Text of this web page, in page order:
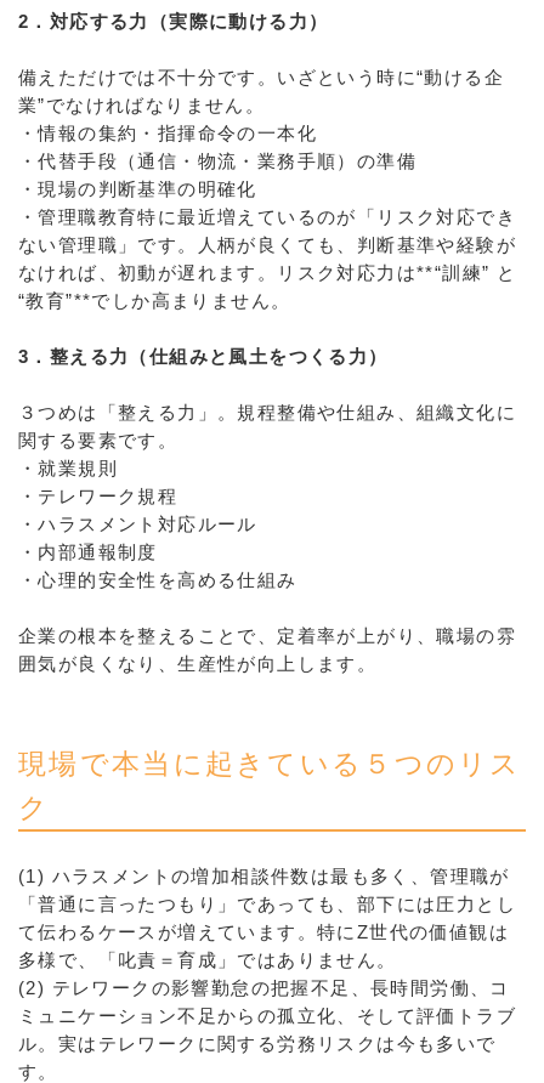
2．対応する力（実際に動ける力）
備えただけでは不十分です。いざという時に“動ける企
業”でなければなりません。
・情報の集約・指揮命令の一本化
・代替手段（通信・物流・業務手順）の準備
・現場の判断基準の明確化
・管理職教育特に最近増えているのが「リスク対応でき
ない管理職」です。人柄が良くても、判断基準や経験が
なければ、初動が遅れます。リスク対応力は**“訓練” と
“教育”**でしか高まりません。
3．整える力（仕組みと風土をつくる力）
３つめは「整える力」。規程整備や仕組み、組織文化に
関する要素です。
・就業規則
・テレワーク規程
・ハラスメント対応ルール
・内部通報制度
・心理的安全性を高める仕組み
企業の根本を整えることで、定着率が上がり、職場の雰
囲気が良くなり、生産性が向上します。
現場で本当に起きている５つのリス
ク
(1) ハラスメントの増加相談件数は最も多く、管理職が
「普通に言ったつもり」であっても、部下には圧力とし
て伝わるケースが増えています。特にZ世代の価値観は
多様で、「叱責＝育成」ではありません。
(2) テレワークの影響勤怠の把握不足、長時間労働、コ
ミュニケーション不足からの孤立化、そして評価トラブ
ル。実はテレワークに関する労務リスクは今も多いで
す。